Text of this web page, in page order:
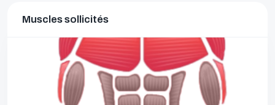
Muscles sollicités